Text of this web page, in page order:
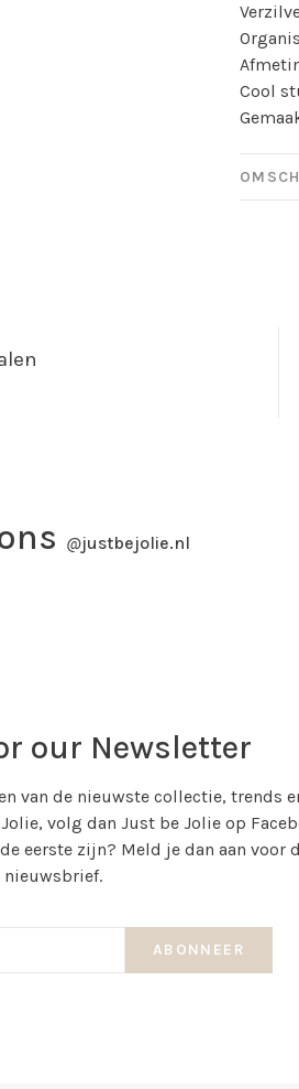
Cool
@justbejolie.nl
our Newsletter
van de nieuwste collectie, trends
volg dan Just be Jolie op
eerste zijn? Meld je dan aan voor
nieuwsbrief.
ABONNEER